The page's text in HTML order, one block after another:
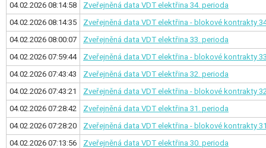
04.02.2026 08:14:58
Zveřejněná data VDT elektřina 34. perioda
04.02.2026 08:14:35
Zveřejněná data VDT elektřina - blokové kontrakty
04.02.2026 08:00:07
Zveřejněná data VDT elektřina 33. perioda
04.02.2026 07:59:44
Zveřejněná data VDT elektřina - blokové kontrakty
04.02.2026 07:43:43
Zveřejněná data VDT elektřina 32. perioda
04.02.2026 07:43:21
Zveřejněná data VDT elektřina - blokové kontrakty
04.02.2026 07:28:42
Zveřejněná data VDT elektřina 31. perioda
04.02.2026 07:28:20
Zveřejněná data VDT elektřina - blokové kontrakty
04.02.2026 07:13:56
Zveřejněná data VDT elektřina 30. perioda